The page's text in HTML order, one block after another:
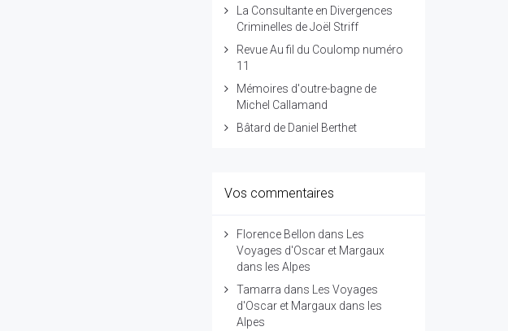
La Consultante en Divergences
Criminelles de Joël Striff
Revue Au fil du Coulomp numéro
11
Mémoires d'outre-bagne de
Michel Callamand
Bâtard de Daniel Berthet
Vos commentaires
Florence Bellon dans
Les
Voyages d'Oscar et Margaux
dans les Alpes
Tamarra dans
Les Voyages
d'Oscar et Margaux dans les
Alpes